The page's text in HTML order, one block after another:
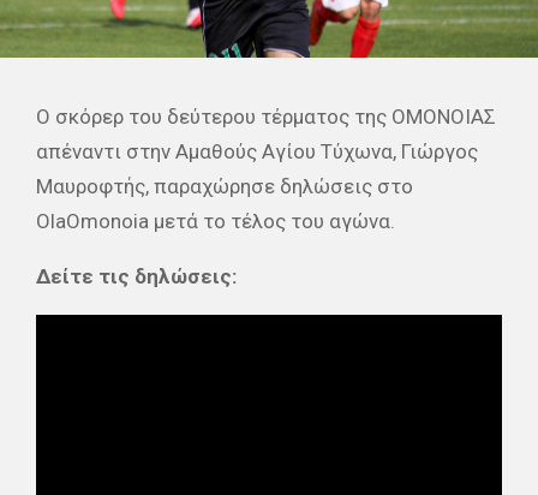
Ο σκόρερ του δεύτερου τέρματος της ΟΜΟΝΟΙΑΣ
απέναντι στην Αμαθούς Αγίου Τύχωνα, Γιώργος
Μαυροφτής, παραχώρησε δηλώσεις στο
OlaOmonoia μετά το τέλος του αγώνα.
Δείτε τις δηλώσεις: